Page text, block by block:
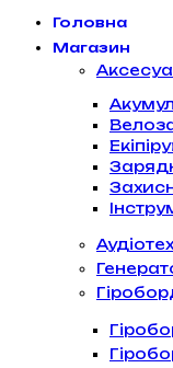
Головна
Магазин